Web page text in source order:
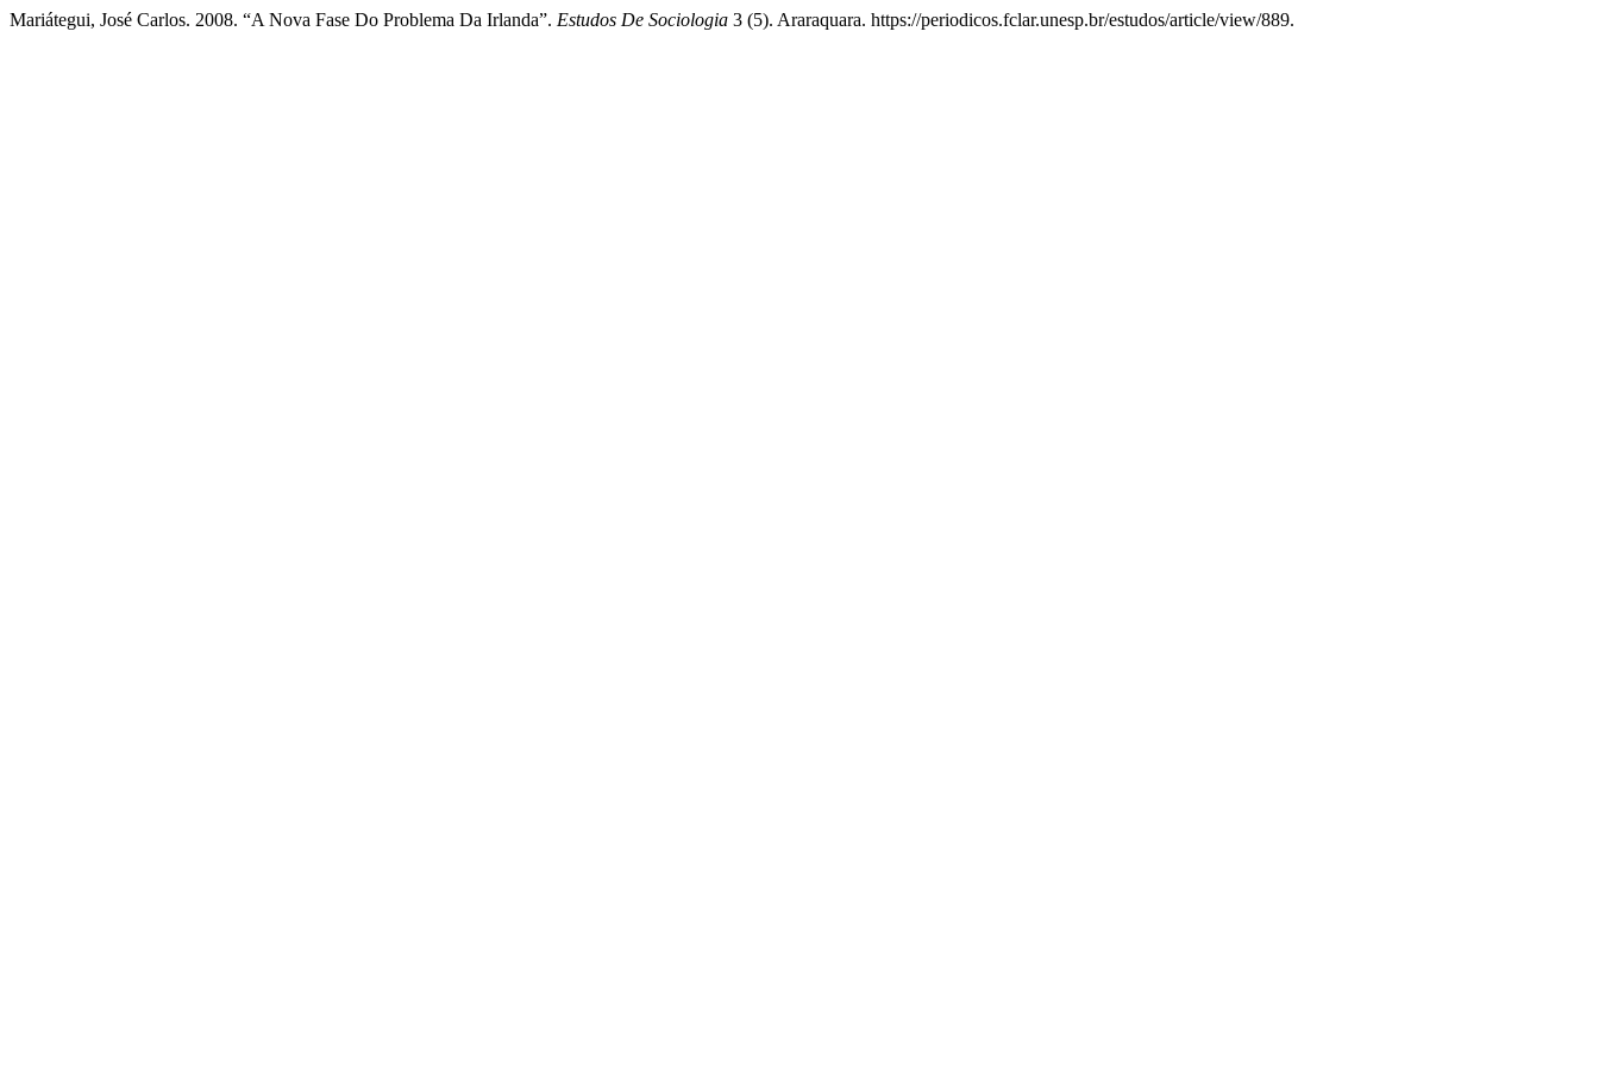
Mariátegui, José Carlos. 2008. “A Nova Fase Do Problema Da Irlanda”. Estudos De Sociologia 3 (5). Araraquara. https://periodicos.fclar.unesp.br/estudos/article/view/889.